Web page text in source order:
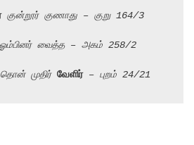
குன்றூர் குணாது – குறு 164/3
வைத்த – அகம் 258/2
முதிர் வேளிர் – புறம் 24/21